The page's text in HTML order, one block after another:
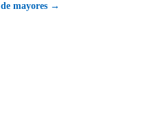
de mayores →